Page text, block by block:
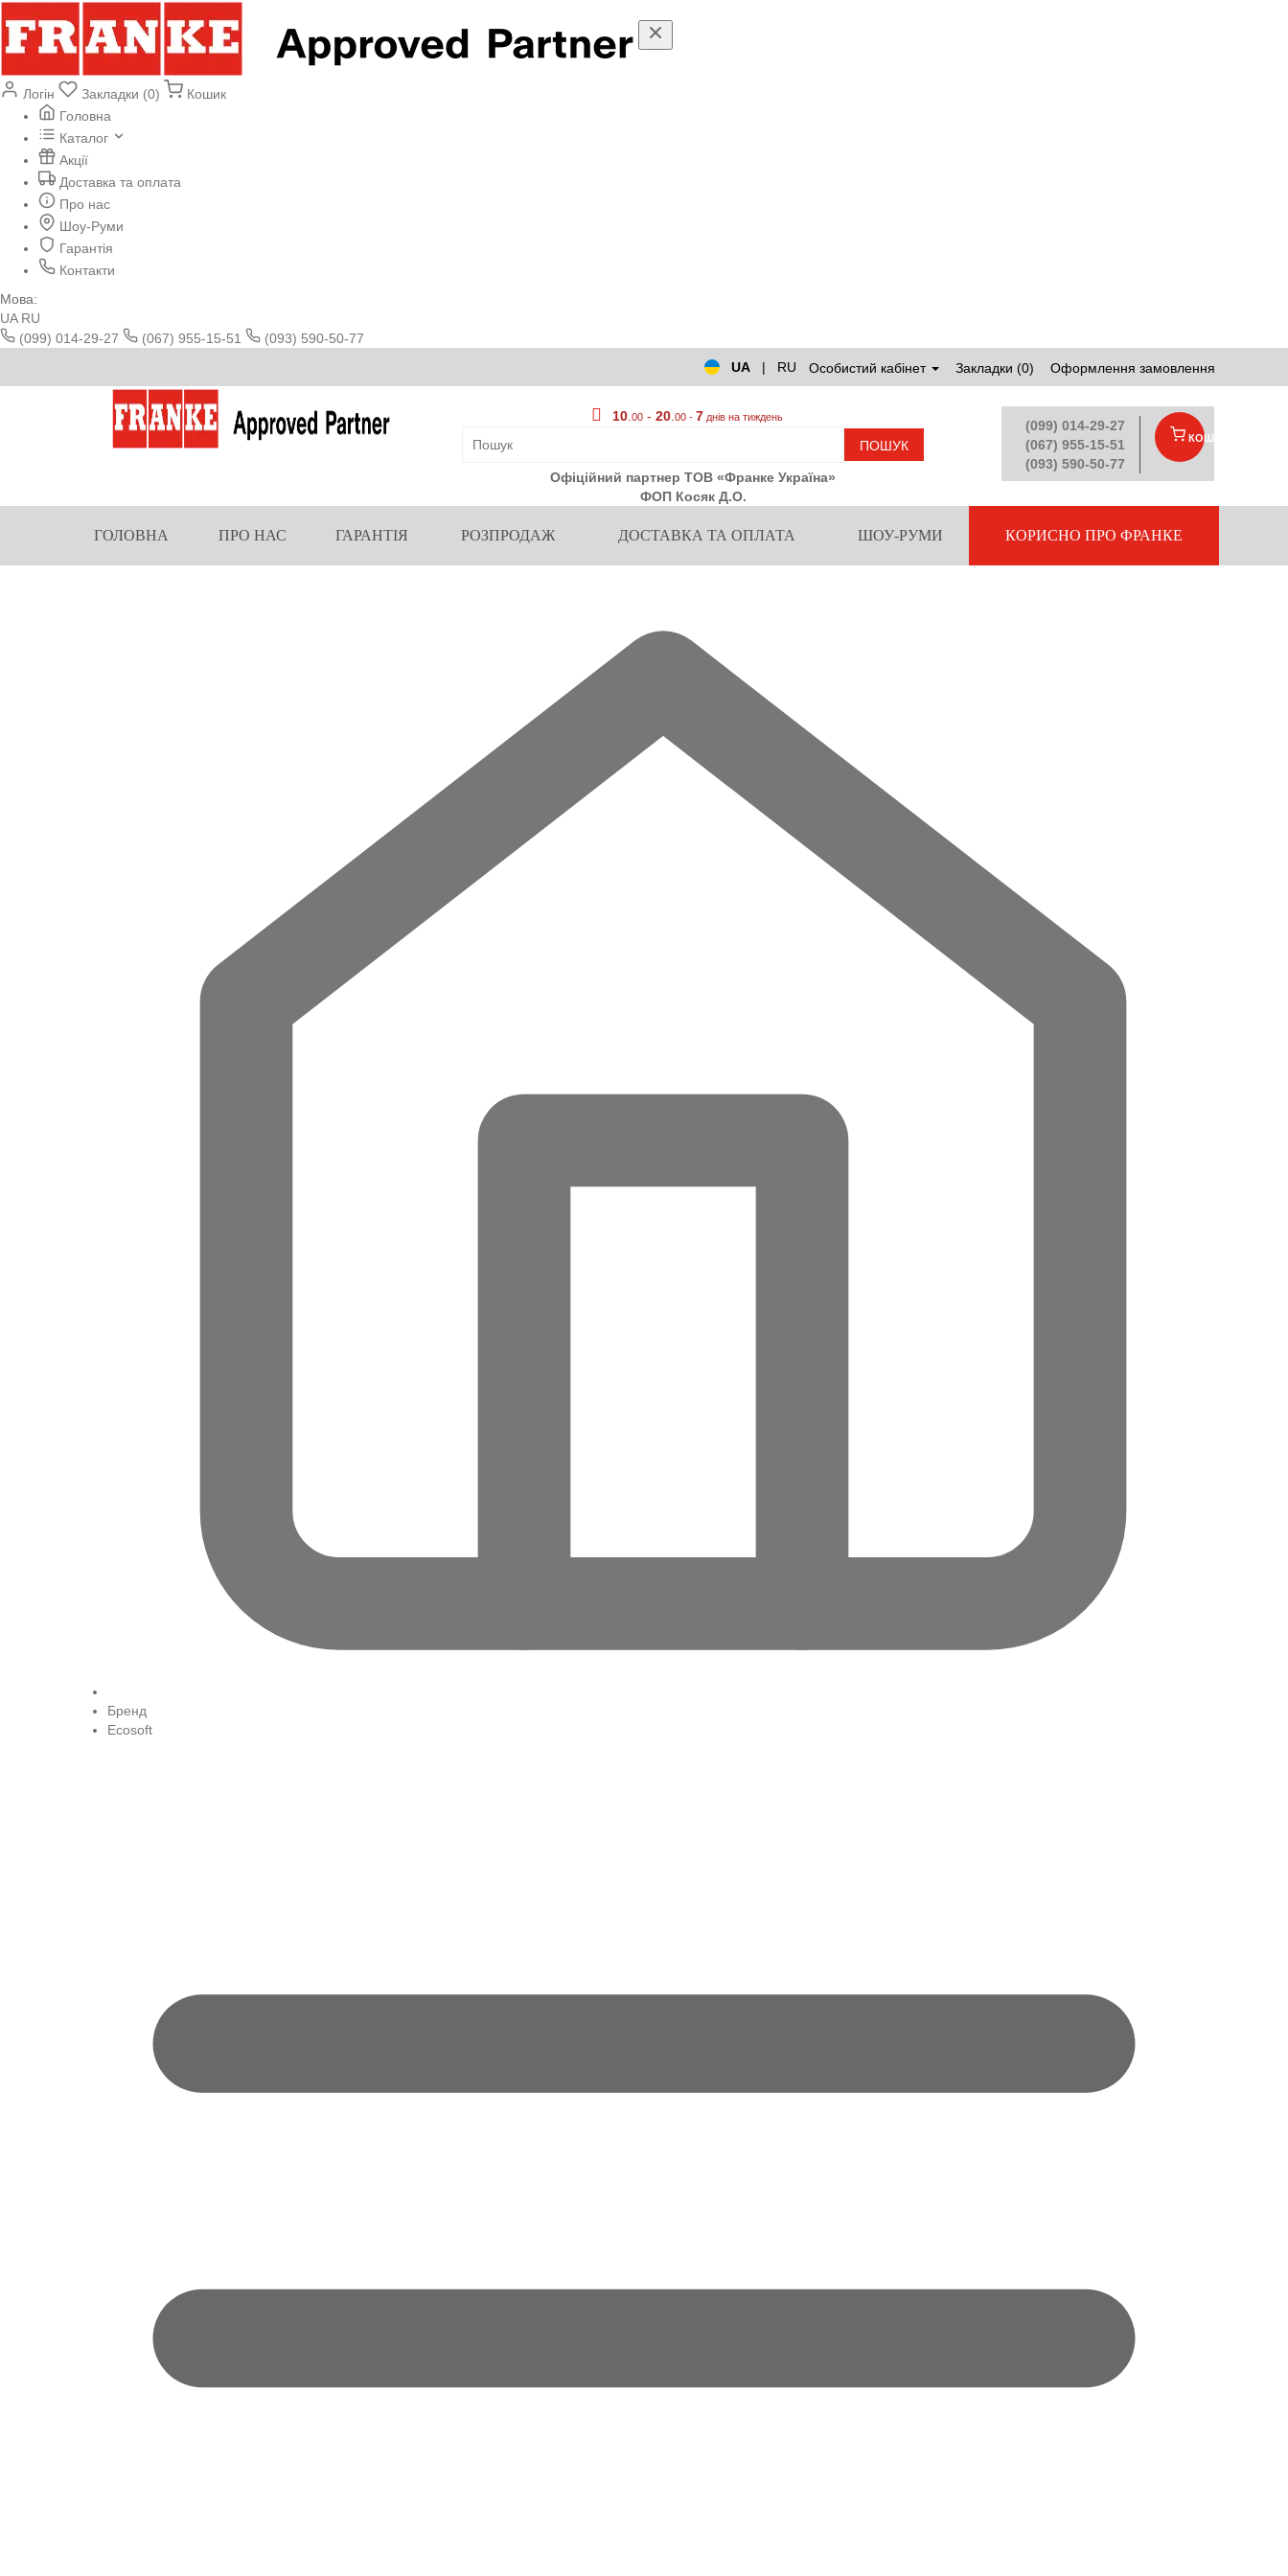
Логін Закладки (0)
Кошик
Головна
Каталог
Акції
Доставка та оплата
Про нас
Шоу-Руми
Гарантія
Контакти
Мова:
UA RU
(099) 014-29-27
(067) 955-15-51
(093) 590-50-77
UA
| RU Особистий кабінет Закладки (0) Оформлення замовлення
10 .00 -20 .00 -7 днів на тиждень
ПОШУК
Офіційний партнер ТОВ «Франке Україна»
ФОП Косяк Д.О.
(099) 014-29-27
(067) 955-15-51
(093) 590-50-77
КОШИК
ГОЛОВНА ПРО НАС ГАРАНТІЯ РОЗПРОДАЖ ДОСТАВКА ТА ОПЛАТА ШОУ-РУМИ КОРИСНО ПРО ФРАНКЕ
Бренд
Ecosoft